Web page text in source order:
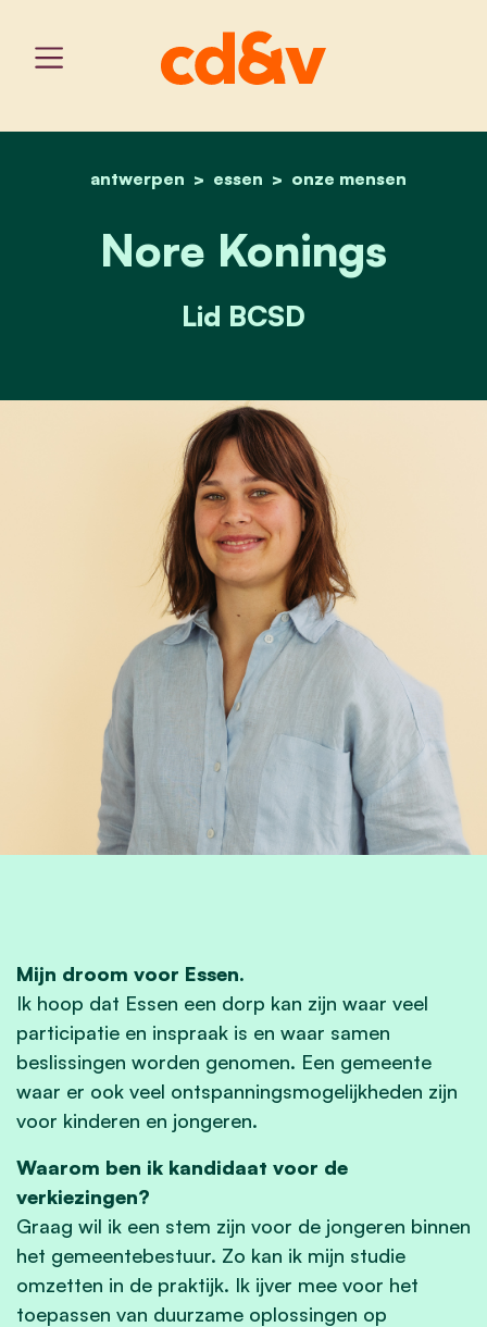
home
antwerpen essen onze mensen
nore konings
Nore Konings
Lid BCSD
Mijn droom voor Essen.
Ik hoop dat Essen een dorp kan zijn waar veel
participatie en inspraak is en waar samen
beslissingen worden genomen. Een gemeente
waar er ook veel ontspanningsmogelijkheden zijn
voor kinderen en jongeren.
Waarom ben ik kandidaat voor de
verkiezingen?
Graag wil ik een stem zijn voor de jongeren binnen
het gemeentebestuur. Zo kan ik mijn studie
omzetten in de praktijk. Ik ijver mee voor het
toepassen van duurzame oplossingen op